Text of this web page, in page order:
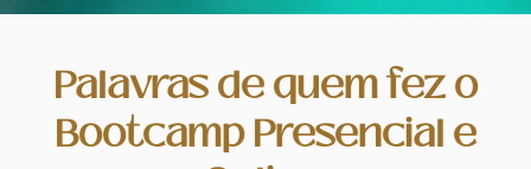
Palavras de quem fez o
Bootcamp Presencial e